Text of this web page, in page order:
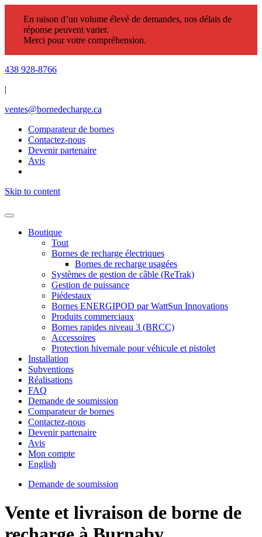
En raison d’un volume élevé de demandes, nos délais de
réponse peuvent varier.
Merci pour votre compréhension.
438 928-8766
|
ventes@bornedecharge.ca
Comparateur de bornes
Contactez-nous
Devenir partenaire
Avis
Skip to content
Boutique
Tout
Bornes de recharge électriques
Bornes de recharge usagées
Systèmes de gestion de câble (ReTrak)
Gestion de puissance
Piédestaux
Bornes ENERGIPOD par WattSun Innovations
Produits commerciaux
Bornes rapides niveau 3 (BRCC)
Accessoires
Protection hivernale pour véhicule et pistolet
Installation
Subventions
Réalisations
FAQ
Demande de soumission
Comparateur de bornes
Contactez-nous
Devenir partenaire
Avis
Mon compte
English
Demande de soumission
Vente et livraison de borne de